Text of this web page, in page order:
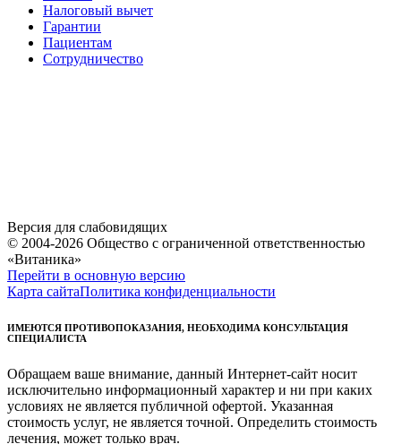
Налоговый вычет
Гарантии
Пациентам
Сотрудничество
Версия для слабовидящих
© 2004-2026 Общество с ограниченной ответственностью
«Витаника»
Перейти в основную версию
Карта сайтаПолитика конфиденциальности
ИМЕЮТСЯ ПРОТИВОПОКАЗАНИЯ, НЕОБХОДИМА КОНСУЛЬТАЦИЯ
СПЕЦИАЛИСТА
Обращаем ваше внимание, данный Интернет-сайт носит
исключительно информационный характер и ни при каких
условиях не является публичной офертой. Указанная
стоимость услуг, не является точной. Определить стоимость
лечения, может только врач.